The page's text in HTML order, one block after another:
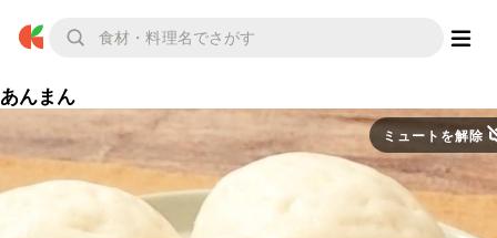
あんまん
ミュートを解除